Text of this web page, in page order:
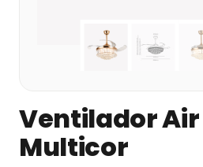
Ventilador
Multicor